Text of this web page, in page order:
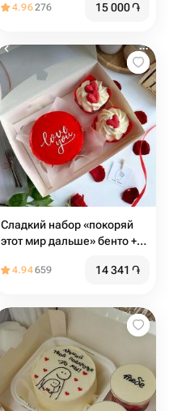
4.96276 15 000֏
Сладкий набор «покоряй
этот мир дальше» бенто +
4.94659 14 341 ֏